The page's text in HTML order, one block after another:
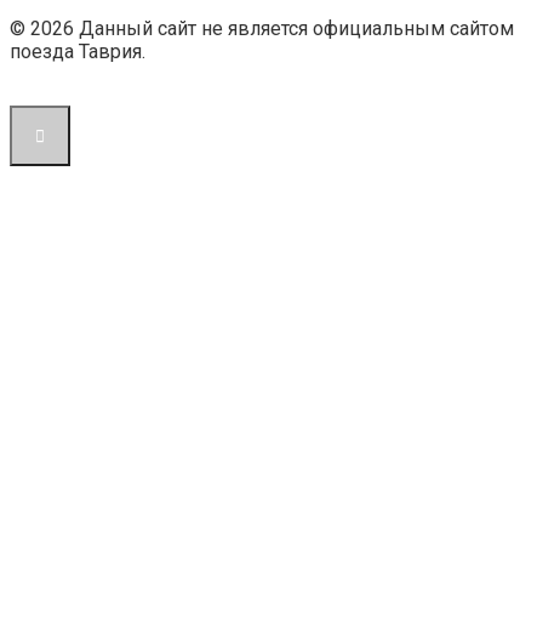
© 2026 Данный сайт не является официальным сайтом
поезда Таврия.